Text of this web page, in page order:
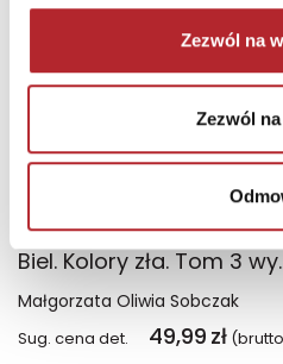
Zezwól na
Zezwól
Biel.
Małgorzata Oliwia Sobczak
Sug. cena det. 49,99 zł